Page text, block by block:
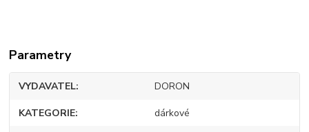
Parametry
VYDAVATEL DORON
KATEGORIE dárkové